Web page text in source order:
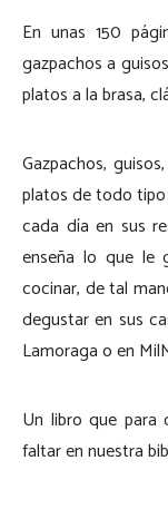
En unas 150
gazpachos a
platos a la brasa,
Gazpachos,
platos de todo
cada día en sus
enseña lo que le
cocinar, de tal
degustar en sus
Lamoraga o en
Un libro que para
faltar en nuestra